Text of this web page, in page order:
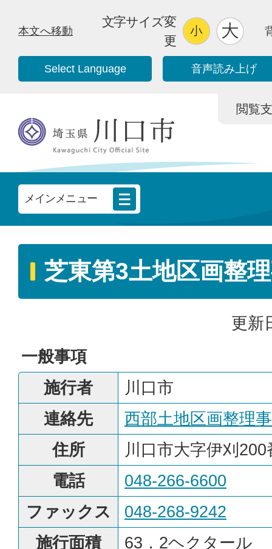
本文へ移動
文字サイズ変
更
Select Language 音声読み上げ
閲覧
メインメニュー
芝東第3土地区画整
更新
一般事項
施行者
川口市
連絡先
西部土地区画整理
住所
川口市大字伊刈200
電話
048-266-6600
ファックス
048-268-9242
施行面積
63．2ヘクタール